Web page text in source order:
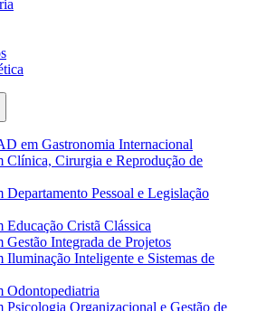
em Gastronomia Internacional
Clínica, Cirurgia e Reprodução de
Departamento Pessoal e Legislação
Educação Cristã Clássica
Gestão Integrada de Projetos
Iluminação Inteligente e Sistemas de
Odontopediatria
Psicologia Organizacional e Gestão de